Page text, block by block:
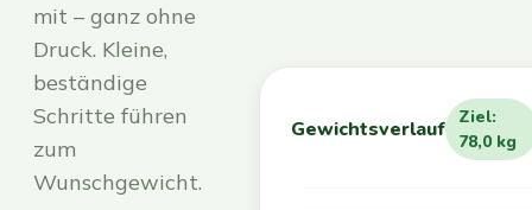
mit – ganz ohne
Druck. Kleine,
beständige
Schritte führen
zum
Wunschgewicht.
Gewichtsverlauf
Ziel:
78,0 kg